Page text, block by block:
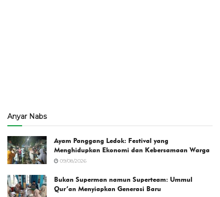
Anyar Nabs
Ayam Panggang Ledok: Festival yang
Menghidupkan Ekonomi dan Kebersamaan Warga
09/08/2026
Bukan Superman namun Superteam: Ummul
Qur’an Menyiapkan Generasi Baru